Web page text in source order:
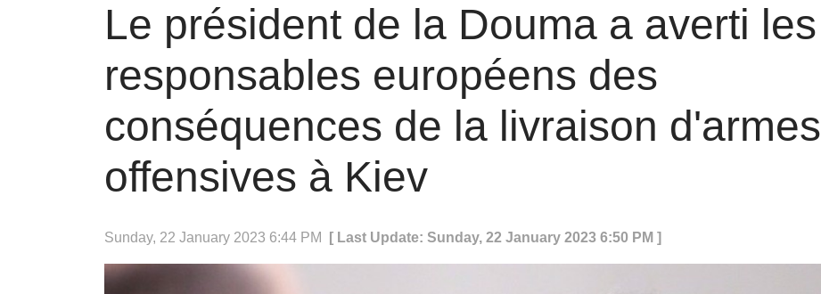
Le président de la Douma a averti les
responsables européens des
conséquences de la livraison d'armes
offensives à Kiev
Sunday, 22 January 2023 6:44 PM [ Last Update: Sunday, 22 January 2023 6:50 PM ]